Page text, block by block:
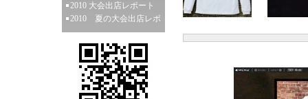
2010 大会出店レポート
2010 夏の大会出店レポ